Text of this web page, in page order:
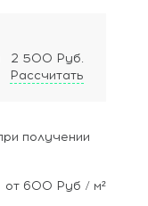
2 500 Руб.
Рассчитать
получении
от 600 Руб / м²